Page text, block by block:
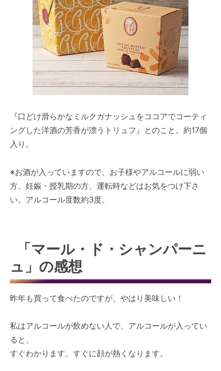
『口どけ滑らかなミルクガナッシュをココアでコーティ
ングした洋酒の芳香が漂うトリュフ』とのこと。約17個
入り。
※お酒が入っていますので、お子様やアルコールに弱い
方、妊娠・授乳期の方、運転時などはお気をつけ下さ
い。アルコール度数約3度。
「マール・ド・シャンパーニ
ュ」の感想
昨年も買って食べたのですが、やはり美味しい！
私はアルコールが飲めない人で、アルコールが入ってい
ると、
すぐわかります。すぐに顔が熱くなります。